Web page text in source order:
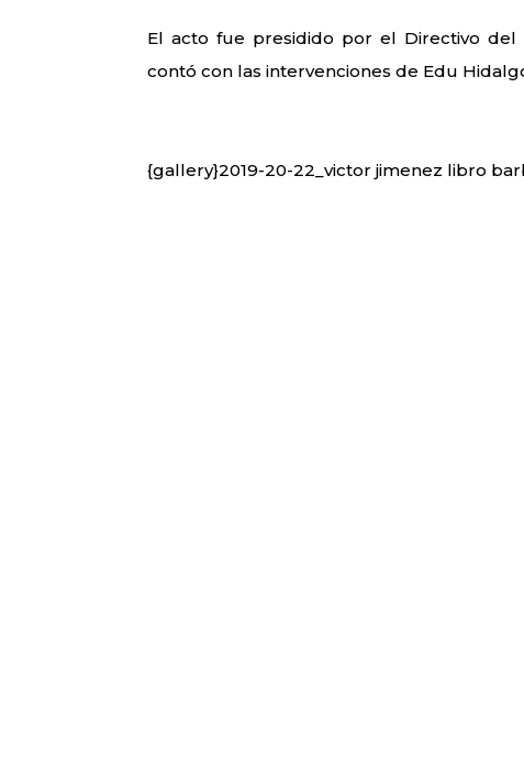
El acto fue presidido por el Directivo del
contó con las intervenciones de Edu
{gallery}2019-20-22_victor jimenez libro